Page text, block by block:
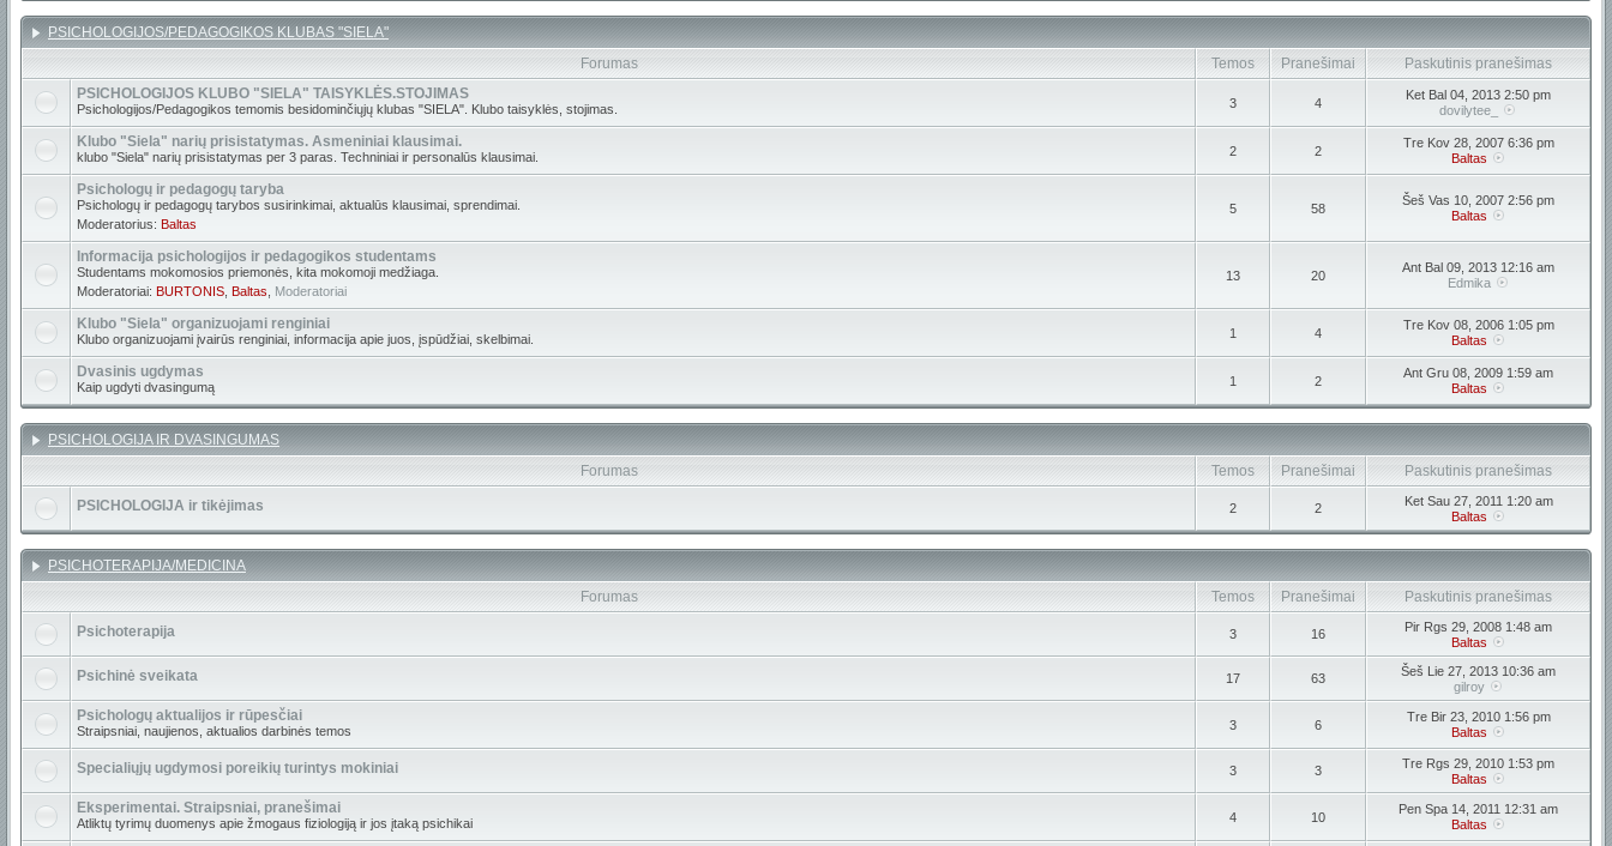
PSICHOLOGIJOS/PEDAGOGIKOS KLUBAS "SIELA"
Forumas
Temos Pranešimai
Paskutinis pranešimas
PSICHOLOGIJOS KLUBO "SIELA" TAISYKLĖS.STOJIMAS
Psichologijos/Pedagogikos temomis besidominčiųjų klubas "SIELA". Klubo taisyklės, stojimas. 3 4
Ket Bal 04, 2013 2:50 pm
dovilytee_
Klubo "Siela" narių prisistatymas. Asmeniniai klausimai.
klubo "Siela" narių prisistatymas per 3 paras. Techniniai ir personalūs klausimai. 2 2
Tre Kov 28, 2007 6:36 pm
Baltas
Psichologų ir pedagogų taryba
Psichologų ir pedagogų tarybos susirinkimai, aktualūs klausimai, sprendimai.
Moderatorius: Baltas
5 58
Šeš Vas 10, 2007 2:56 pm
Baltas
Informacija psichologijos ir pedagogikos studentams
Studentams mokomosios priemonės, kita mokomoji medžiaga.
Moderatoriai: BURTONIS Baltas Moderatoriai
13 20
Ant Bal 09, 2013 12:16 am
Edmika
Klubo "Siela" organizuojami renginiai
Klubo organizuojami įvairūs renginiai, informacija apie juos, įspūdžiai, skelbimai. 1 4
Tre Kov 08, 2006 1:05 pm
Baltas
Dvasinis ugdymas
Kaip ugdyti dvasingumą 1 2
Ant Gru 08, 2009 1:59 am
Baltas
PSICHOLOGIJA IR DVASINGUMAS
Forumas
Temos Pranešimai Paskutinis pranešimas
PSICHOLOGIJA ir tikėjimas 2 2
Ket Sau 27, 2011 1:20 am
Baltas
PSICHOTERAPIJA/MEDICINA
Forumas
Temos Pranešimai Paskutinis pranešimas
Psichoterapija 3 16
Pir Rgs 29, 2008 1:48 am
Baltas
Psichinė sveikata 17 63
Šeš Lie 27, 2013 10:36 am
gilroy
Psichologų aktualijos ir rūpesčiai
Straipsniai, naujienos, aktualios darbinės temos 3 6
Tre Bir 23, 2010 1:56 pm
Baltas
Specialiųjų ugdymosi poreikių turintys mokiniai 3 3
Tre Rgs 29, 2010 1:53 pm
Baltas
Eksperimentai. Straipsniai, pranešimai
Atliktų tyrimų duomenys apie žmogaus fiziologiją ir jos įtaką psichikai 4 10
Pen Spa 14, 2011 12:31 am
Baltas